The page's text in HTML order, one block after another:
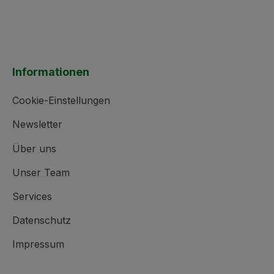
Informationen
Cookie-Einstellungen
Newsletter
Über uns
Unser Team
Services
Datenschutz
Impressum